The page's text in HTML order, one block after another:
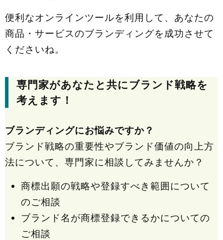
便利なオンラインツールを利用して、あなたの
商品・サービスのブランディングを成功させて
くださいね。
専門家があなたと共にブランド戦略を
考えます！
ブランディングにお悩みですか？
ブランド戦略の重要性やブランド価値の向上方
法について、専門家に相談してみませんか？
商標出願の戦略や登録すべき範囲について
のご相談
ブランド名が商標登録できるかについての
ご相談